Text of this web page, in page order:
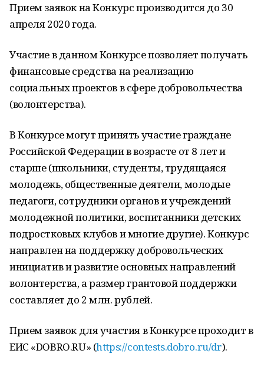
Прием заявок на Конкурс производится до 30
апреля 2020 года.
Участие в данном Конкурсе позволяет получать
финансовые средства на реализацию
социальных проектов в сфере добровольчества
(волонтерства).
В Конкурсе могут принять участие граждане
Российской Федерации в возрасте от 8 лет и
старше (школьники, студенты, трудящаяся
молодежь, общественные деятели, молодые
педагоги, сотрудники органов и учреждений
молодежной политики, воспитанники детских
подростковых клубов и многие другие). Конкурс
направлен на поддержку добровольческих
инициатив и развитие основных направлений
волонтерства, а размер грантовой поддержки
составляет до 2 млн. рублей.
Прием заявок для участия в Конкурсе проходит в
ЕИС «DOBRO.RU» (https://contests.dobro.ru/dr).